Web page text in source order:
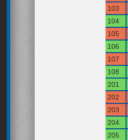
103
104
105
106
107
108
201
202
203
204
205